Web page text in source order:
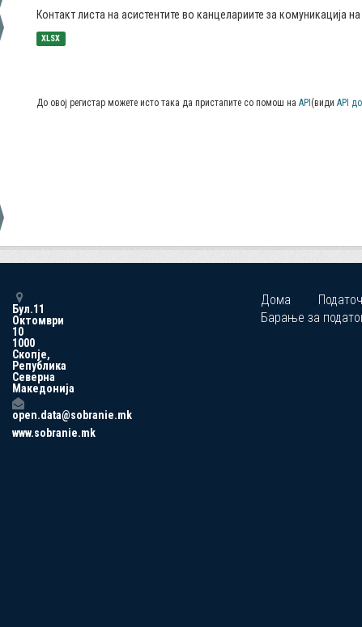
Контакт листа на асистентите во канцелариите за комуникација
XLSX
До овој регистар можете исто така да пристапите со помош на API (види API
Бул.11
Октомври
10
1000
Скопје,
Република
Северна
Македонија
open.data@sobranie.mk
www.sobranie.mk
Дома
Барање за